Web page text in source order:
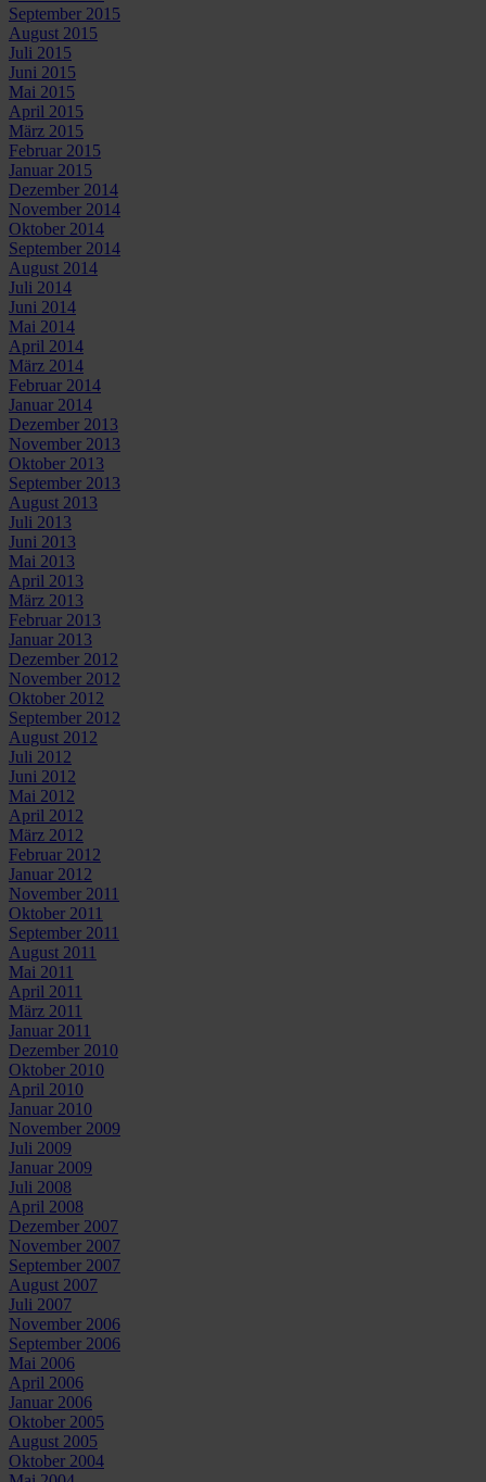
September 2015
August 2015
Juli 2015
Juni 2015
Mai 2015
April 2015
März 2015
Februar 2015
Januar 2015
Dezember 2014
November 2014
Oktober 2014
September 2014
August 2014
Juli 2014
Juni 2014
Mai 2014
April 2014
März 2014
Februar 2014
Januar 2014
Dezember 2013
November 2013
Oktober 2013
September 2013
August 2013
Juli 2013
Juni 2013
Mai 2013
April 2013
März 2013
Februar 2013
Januar 2013
Dezember 2012
November 2012
Oktober 2012
September 2012
August 2012
Juli 2012
Juni 2012
Mai 2012
April 2012
März 2012
Februar 2012
Januar 2012
November 2011
Oktober 2011
September 2011
August 2011
Mai 2011
April 2011
März 2011
Januar 2011
Dezember 2010
Oktober 2010
April 2010
Januar 2010
November 2009
Juli 2009
Januar 2009
Juli 2008
April 2008
Dezember 2007
November 2007
September 2007
August 2007
Juli 2007
November 2006
September 2006
Mai 2006
April 2006
Januar 2006
Oktober 2005
August 2005
Oktober 2004